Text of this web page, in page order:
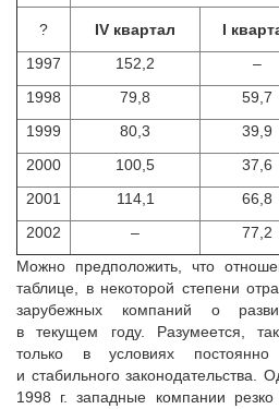
? IV квартал
I
1997
152,2
–
1998
79,8
59,7
1999
80,3
39,9
2000
100,5
37,6
2001
114,1
66,8
2002
–
77,2
Можно предположить, что
таблице, в некоторой степени
зарубежных компаний о
в текущем году. Разумеется,
только в условиях постоянно
и стабильного законодательства.
1998 г. западные компании